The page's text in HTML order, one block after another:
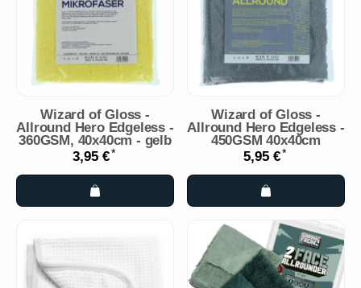
Wizard of Gloss -
Allround Hero Edgeless -
360GSM, 40x40cm - gelb
3,95 €*
Wizard of Gloss -
Allround Hero Edgeless -
450GSM 40x40cm
5,95 €*